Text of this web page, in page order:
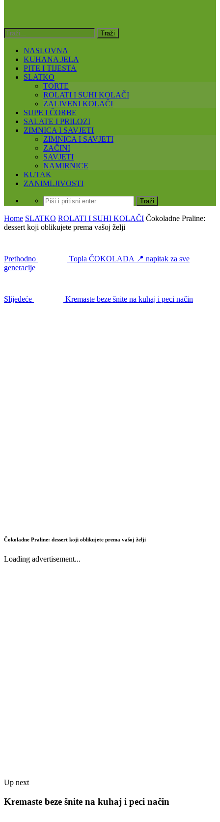
NASLOVNA
KUHANA JELA
PITE I TIJESTA
SLATKO
TORTE
ROLATI I SUHI KOLAČI
ZALIVENI KOLAČI
SUPE I ČORBE
SALATE I PRILOZI
ZIMNICA I SAVJETI
ZIMNICA I SAVJETI
ZAČINI
SAVJETI
NAMIRNICE
KUTAK
ZANIMLJIVOSTI
Home SLATKO ROLATI I SUHI KOLAČI Čokoladne Praline:
dessert koji oblikujete prema vašoj želji
Prethodno
Topla ČOKOLADA 📍 napitak za sve
generacije
Slijedeće Kremaste beze šnite na kuhaj i peci način
Čokoladne Praline: dessert koji oblikujete prema vašoj želji
Loading advertisement...
Up next
Kremaste beze šnite na kuhaj i peci način